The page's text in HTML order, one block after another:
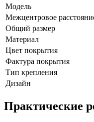
Модель
Межцентровое
Общий размер
Материал
Цвет покрытия
Фактура покрытия
Тип крепления
Дизайн
Практические